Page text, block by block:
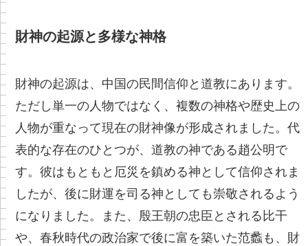
財神の起源と多様な神格
財神の起源は、中国の民間信仰と道教にあります。
ただし単一の人物ではなく、複数の神格や歴史上の
人物が重なって現在の財神像が形成されました。代
表的な存在のひとつが、道教の神である趙公明で
す。彼はもともと厄災を鎮める神として信仰されま
したが、後に財運を司る神としても崇敬されるよう
になりました。また、殷王朝の忠臣とされる比干
や、春秋時代の政治家で後に富を築いた范蠡も、財